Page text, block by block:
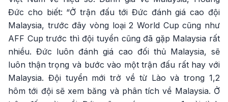
Đức cho biết: “Ở trận đấu tới Đức đánh giá cao đội
Malaysia, trước đây vòng loại 2 World Cup cũng như
AFF Cup trước thì đội tuyển cũng đã gặp Malaysia rất
nhiều. Đức luôn đánh giá cao đối thủ Malaysia, sẽ
luôn thận trọng và bước vào một trận đấu rất hay với
Malaysia. Đội tuyển mới trở về từ Lào và trong 1,2
hôm tới đội sẽ xem băng và phân tích về Malaysia. Ở